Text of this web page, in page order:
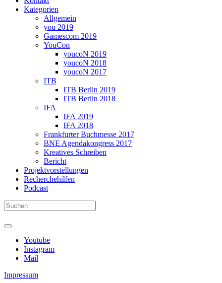
Kategorien
Allgemein
you 2019
Gamescom 2019
YouCon
youcoN 2019
youcoN 2018
youcoN 2017
ITB
ITB Berlin 2019
ITB Berlin 2018
IFA
IFA 2019
IFA 2018
Frankfurter Buchmesse 2017
BNE Agendakongress 2017
Kreatives Schreiben
Bericht
Projektvorstellungen
Recherchehilfen
Podcast
Youtube
Instagram
Mail
Impressum